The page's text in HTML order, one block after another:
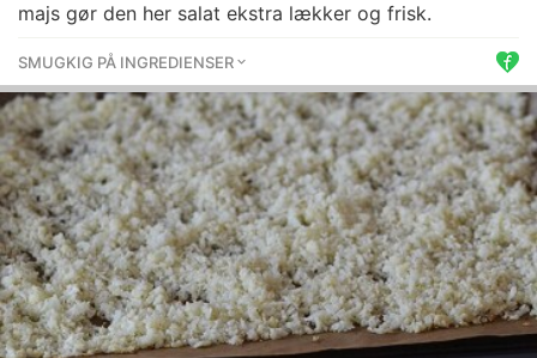
majs gør den her salat ekstra lækker og frisk.
SMUGKIG PÅ INGREDIENSER